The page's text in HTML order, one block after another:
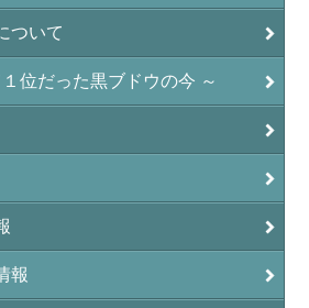
ついて
位だった黒ブドウの今 ～
報